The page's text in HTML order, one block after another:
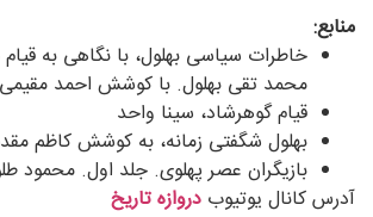
منابع:
خاطرات سیاسی بهلول، با نگاهی به
محمد تقی بهلول. با کوشش احمد مقیمی
قیام گوهرشاد، سینا واحد
بهلول شگفتی زمانه، به کوشش کاظم
بازیگران عصر پهلوی. جلد اول. محمود
آدرس کانال یوتیوب دروازه تاریخ